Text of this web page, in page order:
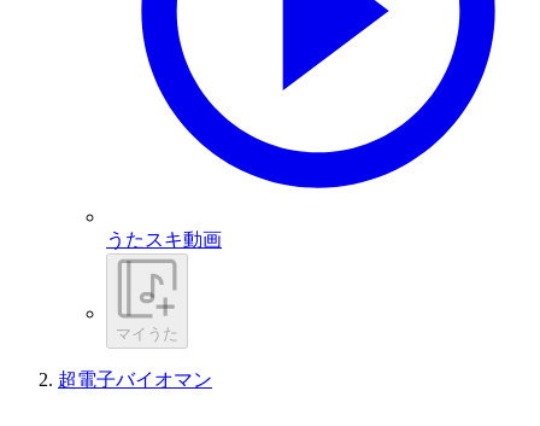
うたスキ動画
マイうた
超電子バイオマン